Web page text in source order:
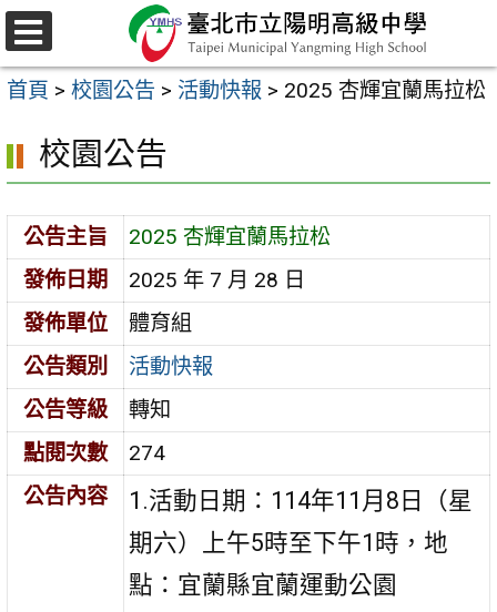
跳
至
主
內
容
區
選
單
首頁 > 校園公告 > 活動快報 > 2025 杏輝宜蘭馬拉松
校園公告
公告主旨
2025 杏輝宜蘭馬拉松
發佈日期
2025 年 7 月 28 日
發佈單位
體育組
公告類別
活動快報
公告等級
轉知
點閱次數
274
公告內容
1.活動日期：114年11月8日（星
期六）上午5時至下午1時，地
點：宜蘭縣宜蘭運動公園